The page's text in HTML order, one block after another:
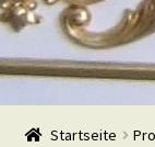
Navigation
Zum
Inhalt
Start
Startseite